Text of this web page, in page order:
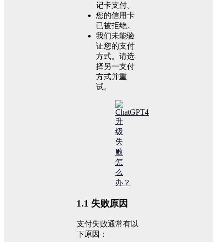
记卡支付。
您的信用卡
已被拒绝。
我们未能验
证您的支付
方式。请选
择另一支付
方式并重
试。
1.1 失败原因
支付失败通常有以
下原因：